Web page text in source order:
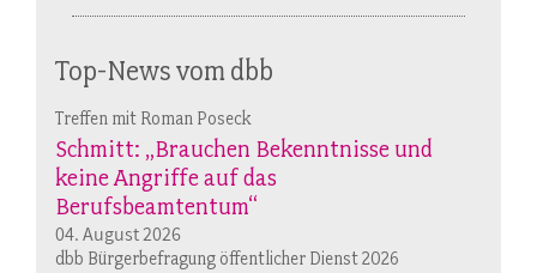
Top-News vom dbb
Treffen mit Roman Poseck
Schmitt: „Brauchen Bekenntnisse und
keine Angriffe auf das
Berufsbeamtentum“
04. August 2026
dbb Bürgerbefragung öffentlicher Dienst 2026